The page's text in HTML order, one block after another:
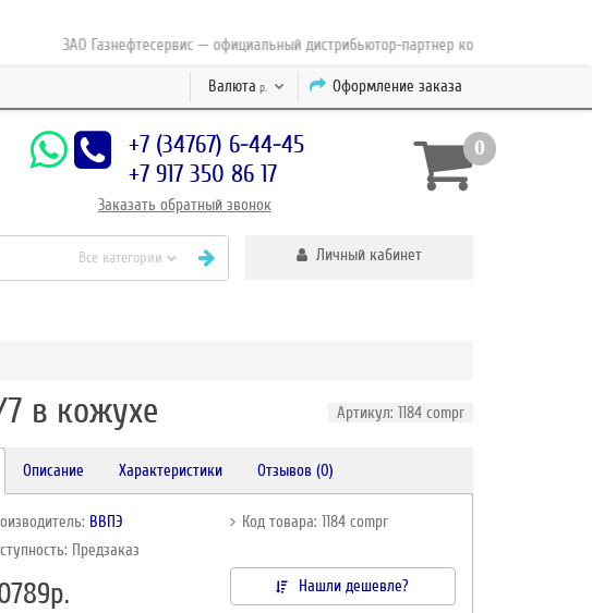
ЗАО Газнефтесервис — официальный дистрибьютор-партнер концерна ESAB с 2010
Оформление заказа
Валюта р.
+7 (34767) 6-44-45
+7 917 350 86 17
Заказать обратный звонок
0
Все категории Личный кабинет
в кожухе Артикул: 1184 compr
Описание Характеристики Отзывов (0)
ВВПЭ
Код товара: 1184 compr
Предзаказ
Нашли дешевле?